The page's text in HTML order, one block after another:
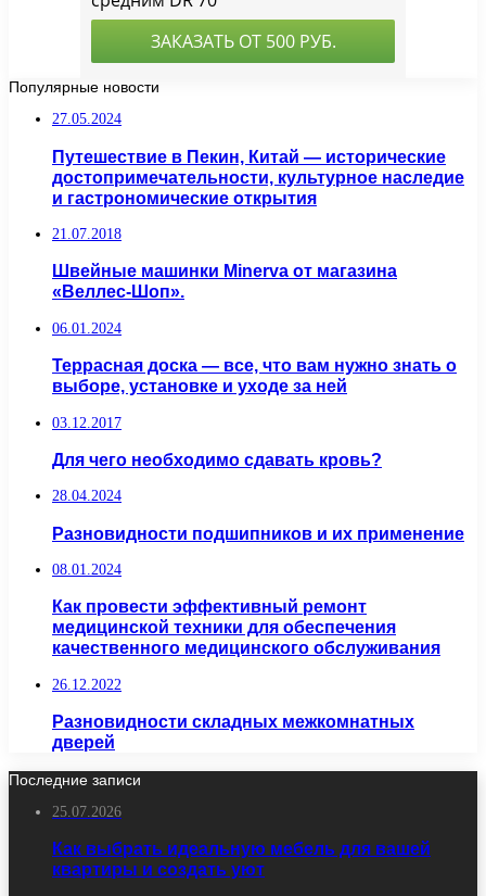
Популярные новости
27.05.2024
Путешествие в Пекин, Китай — исторические
достопримечательности, культурное наследие
и гастрономические открытия
21.07.2018
Швейные машинки Minerva от магазина
«Веллес-Шоп».
06.01.2024
Террасная доска — все, что вам нужно знать о
выборе, установке и уходе за ней
03.12.2017
Для чего необходимо сдавать кровь?
28.04.2024
Разновидности подшипников и их применение
08.01.2024
Как провести эффективный ремонт
медицинской техники для обеспечения
качественного медицинского обслуживания
26.12.2022
Разновидности складных межкомнатных
дверей
Последние записи
25.07.2026
Как выбрать идеальную мебель для вашей
квартиры и создать уют